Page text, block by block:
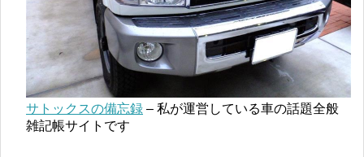
サトックスの備忘録 – 私が運営している車の話題全般
雑記帳サイトです